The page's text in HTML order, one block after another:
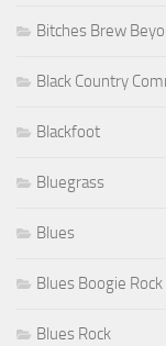
Bitches Brew
Black Country
Blackfoot
Bluegrass
Blues
Blues Boogie Rock
Blues Rock